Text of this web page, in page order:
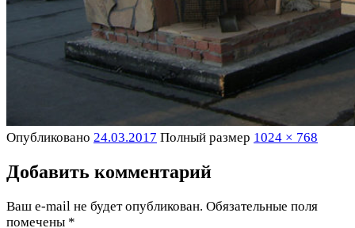
Опубликовано 24.03.2017 Полный размер 1024 × 768
Добавить комментарий
Ваш e-mail не будет опубликован. Обязательные поля
помечены *